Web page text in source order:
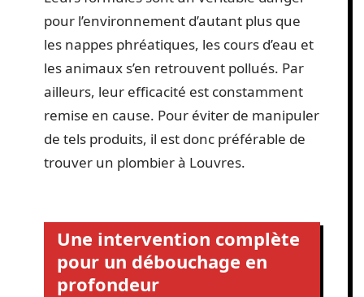
pour l’environnement d’autant plus que
les nappes phréatiques, les cours d’eau et
les animaux s’en retrouvent pollués. Par
ailleurs, leur efficacité est constamment
remise en cause. Pour éviter de manipuler
de tels produits, il est donc préférable de
trouver un plombier à Louvres.
Une intervention complète
pour un débouchage en
profondeur